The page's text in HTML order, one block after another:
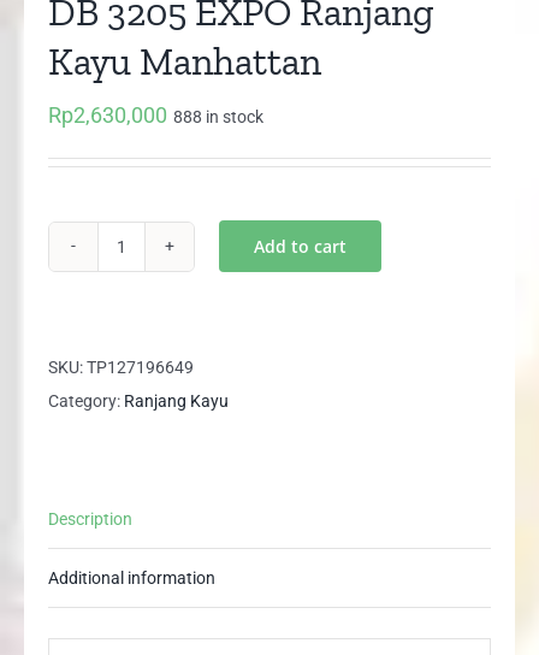
DB 3205 EXPO Ranjang
Kayu Manhattan
Rp2,630,000 888 in stock
Ranjang
Kayu
Add to cart
SKU:TP127196649
Category: Ranjang Kayu
Description
Additional information